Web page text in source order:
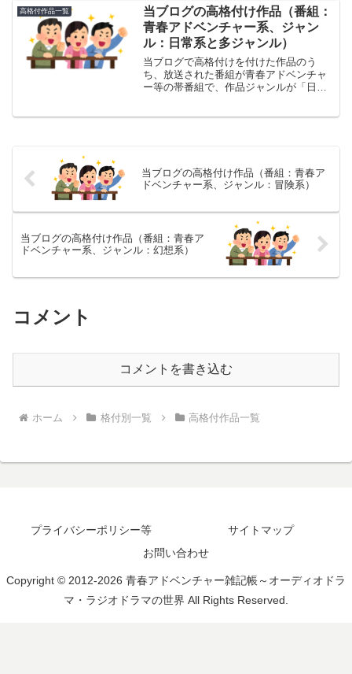
でブログ主個人の感想にすぎないことは
ご了解ください。
高格付作品一覧
当ブログの高格付け作品（番組：
青春アドベンチャー系、ジャン
ル：日常系と多ジャンル）
当ブログで高格付けを付けた作品のう
ち、放送された番組が青春アドベンチャ
ー等の帯番組で、作品ジャンルが「日常
当ブログの高格付け作品（番組：青春ア
ドベンチャー系、ジャンル：冒険系）
当ブログの高格付け作品（番組：青春ア
ドベンチャー系、ジャンル：幻想系）
コメント
コメントを書き込む
ホーム 格付別一覧 高格付作品一覧
プライバシーポリシー等
サイトマップ
お問い合わせ
Copyright © 2012-2026 青春アドベンチャー雑記帳～オーディオドラ
マ・ラジオドラマの世界 All Rights Reserved.